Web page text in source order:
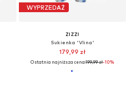
WYPRZEDAŻ
ZIZZI
Sukienka 'Vlina'
179,99 zł
Ostatnia najniższa cena:199,99 zł-10%